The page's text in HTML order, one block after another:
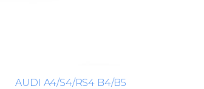
AUDI A4/S4/RS4 B4/B5